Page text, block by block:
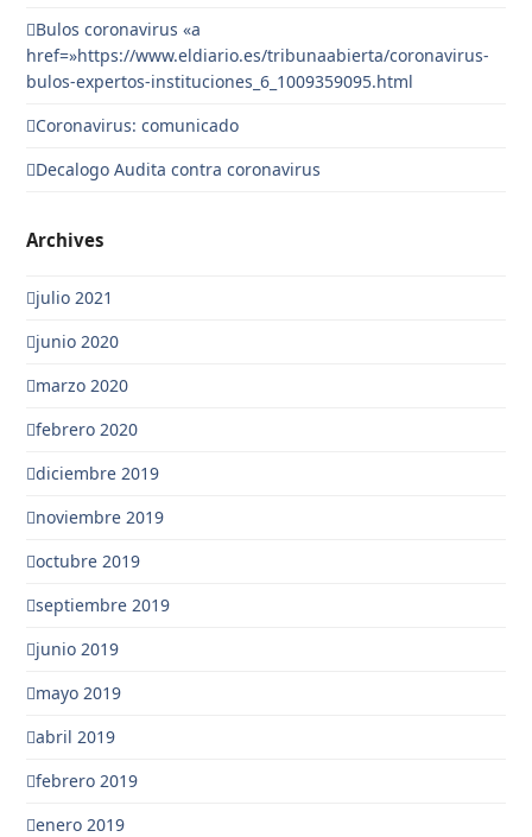
Bulos coronavirus «a
href=»https://www.eldiario.es/tribunaabierta/coronavirus-
bulos-expertos-instituciones_6_1009359095.html
Coronavirus: comunicado
Decalogo Audita contra coronavirus
Archives
julio 2021
junio 2020
marzo 2020
febrero 2020
diciembre 2019
noviembre 2019
octubre 2019
septiembre 2019
junio 2019
mayo 2019
abril 2019
febrero 2019
enero 2019